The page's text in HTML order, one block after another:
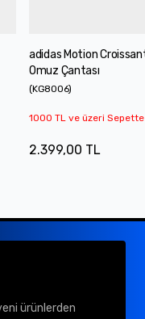
adidas Motion
Omuz Çantası
(KG8006)
1000 TL ve üzeri
2.399,00 TL
ürünlerden